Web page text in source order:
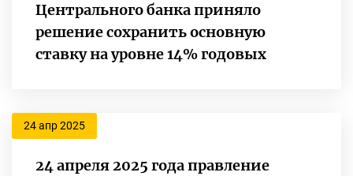
Центрального банка приняло
решение сохранить основную
ставку на уровне 14% годовых
24 апр 2025
24 апреля 2025 года правление